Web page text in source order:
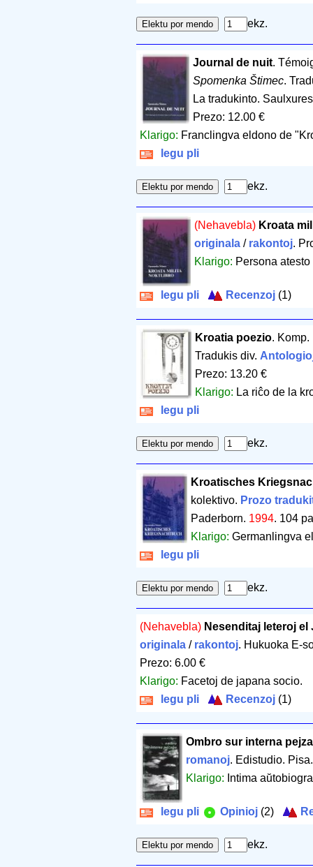
ekz.
Journal de nuit.
Spomenka Štimec.
La tradukinto.
Prezo: 12.00 €
Klarigo: Franclingva eldono de
legu pli
ekz.
(Nehavebla) Kroata
originala/ rakontoj.
Klarigo: Persona
legu pli Recenzoj (1)
Kroatia poezio. Komp.
Tradukis div.
Prezo: 13.20 €
Klarigo: La riĉo de la
legu pli
ekz.
Kroatisches
kolektivo. Prozo
Paderborn. 1994. 104
Klarigo:Germanlingva
legu pli
ekz.
(Nehavebla) Nesenditaj leteroj el
originala / rakontoj. Hukuoka E-
Prezo: 6.00 €
Klarigo: Facetoj de japana socio.
legu pli
Recenzoj (1)
Ombro sur interna
romanoj. Edistudio.
Klarigo: Intima
legu pli Opinioj (2)
ekz.